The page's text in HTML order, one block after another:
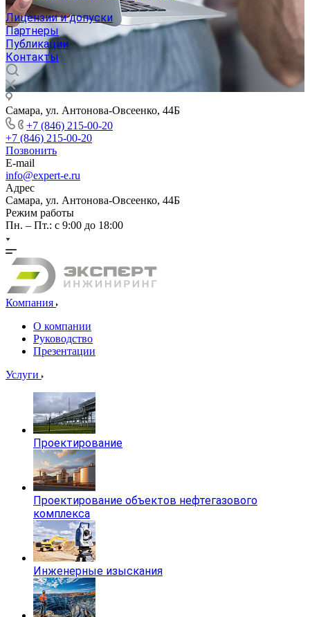
Лицензии и допуски
Партнеры
Публикации
Контакты
Самара, ул. Антонова-Овсеенко, 44Б
+7 (846) 215-00-20
+7 (846) 215-00-20
Позвонить
E-mail
info@expert-e.ru
Адрес
Самара, ул. Антонова-Овсеенко, 44Б
Режим работы
Пн. – Пт.: с 9:00 до 18:00
Компания
О компании
Руководство
Презентации
Услуги
Проектирование
Проектирование объектов нефтегазового
комплекса
Инженерные изыскания